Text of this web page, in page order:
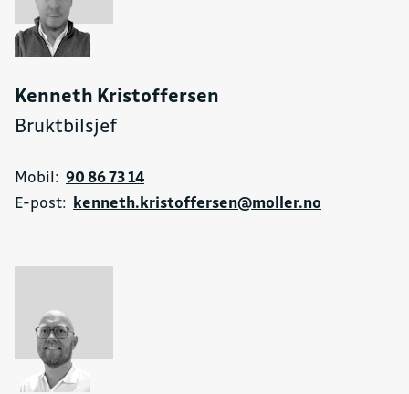
Kenneth Kristoffersen
Bruktbilsjef
Mobil: 90 86 73 14
E-post: kenneth.kristoffersen@moller.no